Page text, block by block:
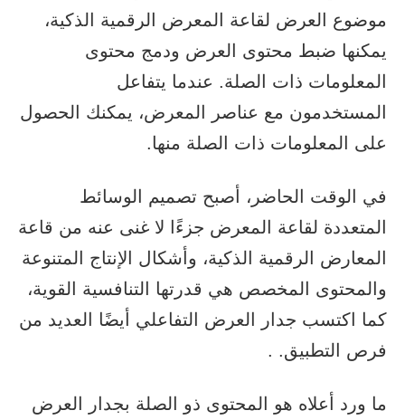
موضوع العرض لقاعة المعرض الرقمية الذكية،
يمكنها ضبط محتوى العرض ودمج محتوى
المعلومات ذات الصلة. عندما يتفاعل
المستخدمون مع عناصر المعرض، يمكنك الحصول
على المعلومات ذات الصلة منها.
في الوقت الحاضر، أصبح تصميم الوسائط
المتعددة لقاعة المعرض جزءًا لا غنى عنه من قاعة
المعارض الرقمية الذكية، وأشكال الإنتاج المتنوعة
والمحتوى المخصص هي قدرتها التنافسية القوية،
كما اكتسب جدار العرض التفاعلي أيضًا العديد من
فرص التطبيق. .
ما ورد أعلاه هو المحتوى ذو الصلة بجدار العرض